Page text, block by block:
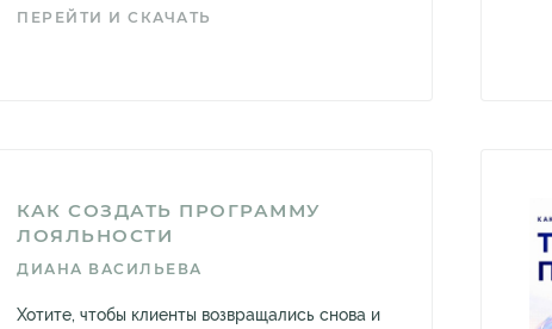
ПЕРЕЙТИ И СКАЧАТЬ
КАК СОЗДАТЬ ПРОГРАММУ
ЛОЯЛЬНОСТИ
ДИАНА ВАСИЛЬЕВА
Хотите, чтобы клиенты возвращались снова и